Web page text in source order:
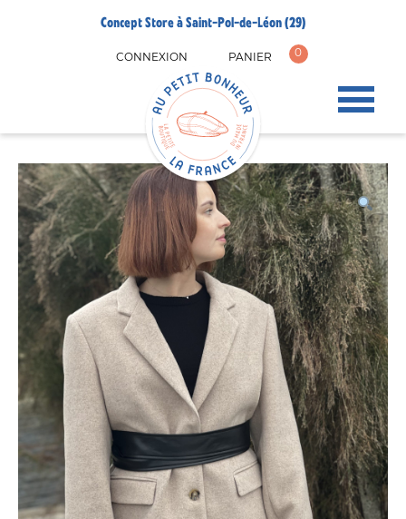
Concept Store à Saint-Pol-de-Léon (29)
CONNEXION PANIER 0